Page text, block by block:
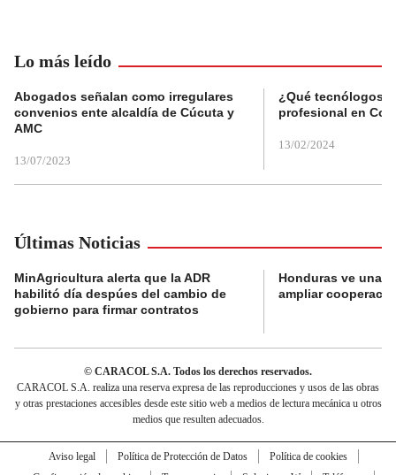
Lo más leído
Abogados señalan como irregulares
convenios ente alcaldía de Cúcuta y
AMC
13/07/2023
¿Qué tecnólogos
profesional en
13/02/2024
Últimas Noticias
MinAgricultura alerta que la ADR
habilitó día despúes del cambio de
gobierno para firmar contratos
Honduras ve una
ampliar
© CARACOL S.A. Todos los derechos reservados.
CARACOL S.A. realiza una reserva expresa de las reproducciones y usos de las obras
y otras prestaciones accesibles desde este sitio web a medios de lectura mecánica u otros
medios que resulten adecuados.
Aviso legal Política de Protección de Datos
Política de cookies